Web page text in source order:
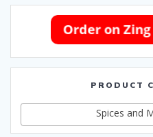
PRODUCT
Spices and